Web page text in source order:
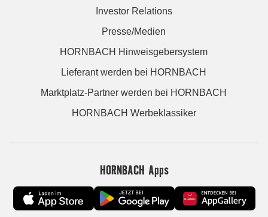
Investor Relations
Presse/Medien
HORNBACH Hinweisgebersystem
Lieferant werden bei HORNBACH
Marktplatz-Partner werden bei HORNBACH
HORNBACH Werbeklassiker
HORNBACH Apps